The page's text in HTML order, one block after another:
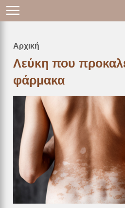
Breadcrumb
Αρχική
Λεύκη που
φάρμακα